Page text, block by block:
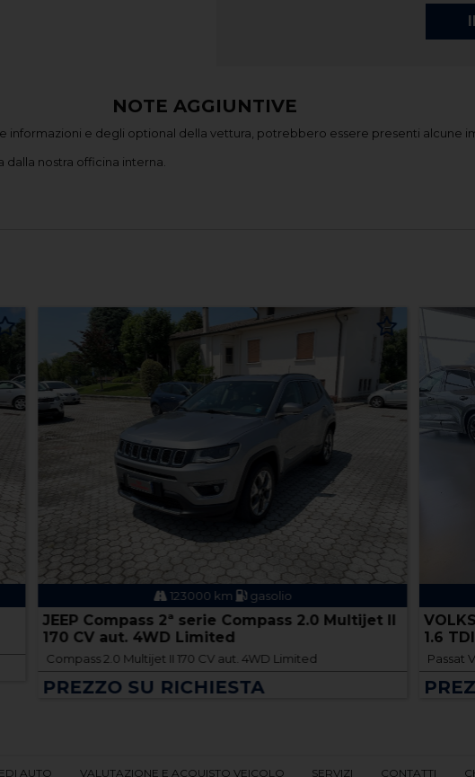
NOTE AGGIUNTIVE
e degli optional della vettura, potrebbero essere presenti alcune
dalla nostra officina interna.
123000 km gasolio
JEEP Compass 2ª serie Compass 2.0 Multijet II
170 CV aut. 4WD Limited
Compass 2.0 Multijet II 170 CV aut. 4WD Limited
PREZZO SU RICHIESTA
1.6 TDI
Passat
AUTO VALUTAZIONE E ACQUISTO VEICOLO SERVIZI CONTATTI